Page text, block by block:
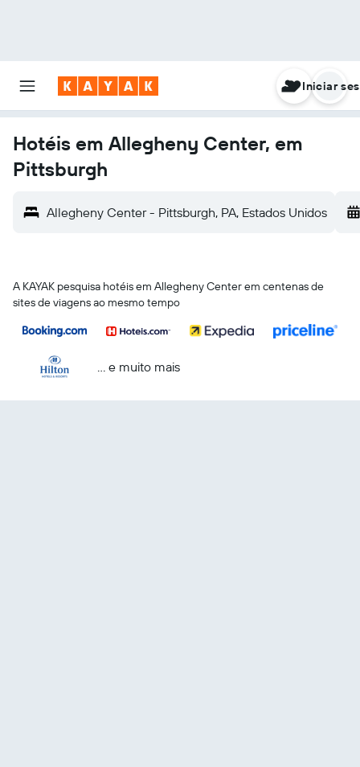
Iniciar
Hotéis em Allegheny Center, em
Pittsburgh
Allegheny Center - Pittsburgh, PA, Estados Unidos
A KAYAK pesquisa hotéis em Allegheny Center em centenas de
sites de viagens ao mesmo tempo
... e muito mais